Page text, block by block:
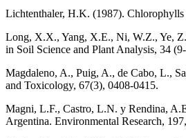
Lichtenthaler, H.K. (1987). Chlorophylls
Long, X.X., Yang, X.E., Ni, W.Z., Ye,
in Soil Science and Plant Analysis, 34
Magdaleno, A., Puig, A., de Cabo, L.,
and Toxicology, 67(3), 0408-0415.
Magni, L.F., Castro, L.N. y Rendina,
Argentina. Environmental Research,